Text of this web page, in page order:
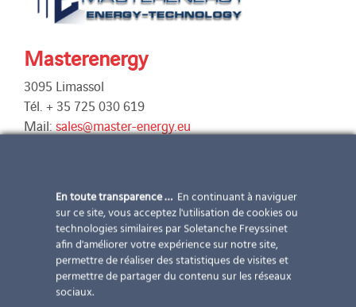
Masterenergy
3095 Limassol
Tél. + 35 725 030 619
Mail:sales@master-energy.eu
Galilaiou str.
3015 Limassol
Zypern
Tous les services pour tous les types de projets
photovoltaïques
En toute transparence … En continuant à naviguer
sur ce site, vous acceptez l'utilisation de cookies ou
technologies similaires par Soletanche Freyssinet
afin d'améliorer votre expérience sur notre site,
permettre de réaliser des statistiques de visites et
permettre de partager du contenu sur les réseaux
sociaux.